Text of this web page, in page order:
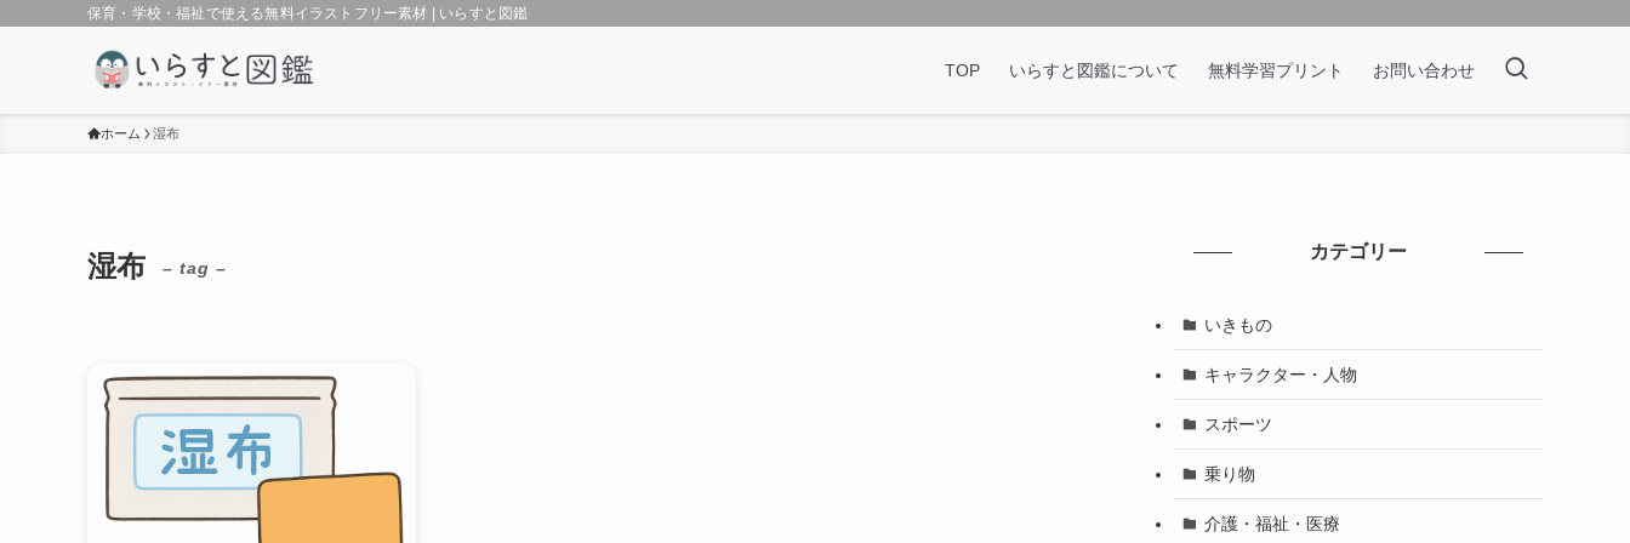
保育・学校・福祉で使える無料イラストフリー素材 | いらすと図鑑
TOP いらすと図鑑について 無料学習プリント お問い合わせ
ホーム 湿布
湿布 – tag –
カテゴリー
いきもの
キャラクター・人物
スポーツ
乗り物
介護・福祉・医療